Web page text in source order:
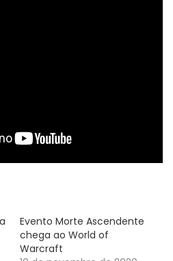
Evento Morte Ascendente
chega ao World of
Warcraft